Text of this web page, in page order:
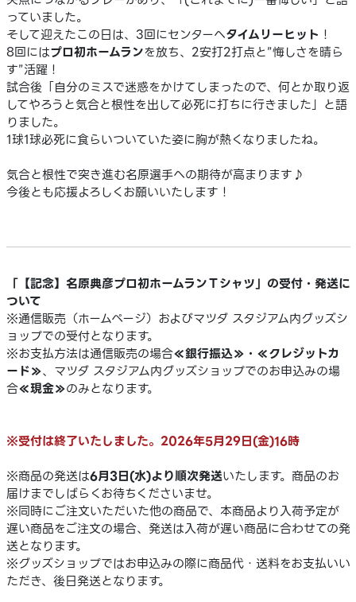
っていました。
そして迎えたこの日は、3回にセンターへタイムリーヒット ！
8回にはプロ初ホームランを放ち、2安打2打点と”悔しさを晴ら
す”活躍！
試合後「自分のミスで迷惑をかけてしまったので、何とか取り返
してやろうと気合と根性を出して必死に打ちに行きました」と語
りました。
1球1球必死に食らいついていた姿に胸が熱くなりましたね。
気合と根性で突き進む名原選手への期待が高まります♪
今後とも応援よろしくお願いいたします！
「【記念】名原典彦プロ初ホームランＴシャツ」の受付・発送に
ついて
※通信販売（ホームページ）およびマツダ スタジアム内グッズシ
ョップでの受付となります。
※お支払方法は通信販売の場合≪銀行振込≫・≪クレジットカ
ード≫、マツダ スタジアム内グッズショップでのお申込みの場
合≪現金≫のみとなります。
※受付は終了いたしました。2026年5月29日(金)16時
※商品の発送は6月3日(水)より順次発送いたします。商品のお
届けまでしばらくお待ちくださいませ。
※同時にご注文いただいた他の商品で、本商品より入荷予定が
遅い商品をご注文の場合、発送は入荷が遅い商品に合わせての発
送となります。
※グッズショップではお申込みの際に商品代・送料をお支払いい
ただき、後日発送となります。